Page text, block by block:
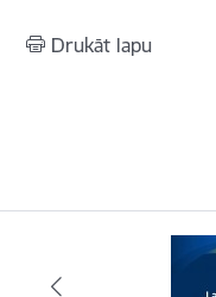
Drukāt lapu